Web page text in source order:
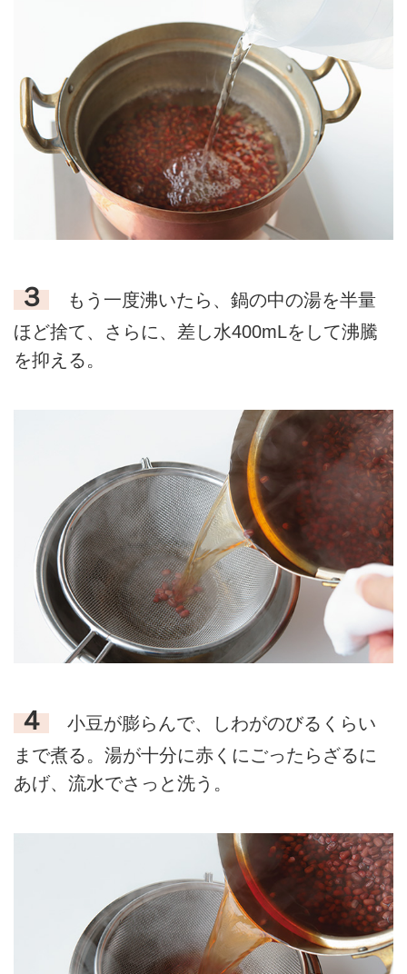
３
もう一度沸いたら、鍋の中の湯を半量
ほど捨て、さらに、差し水400mLをして沸騰
を抑える。
４
小豆が膨らんで、しわがのびるくらい
まで煮る。湯が十分に赤くにごったらざるに
あげ、流水でさっと洗う。